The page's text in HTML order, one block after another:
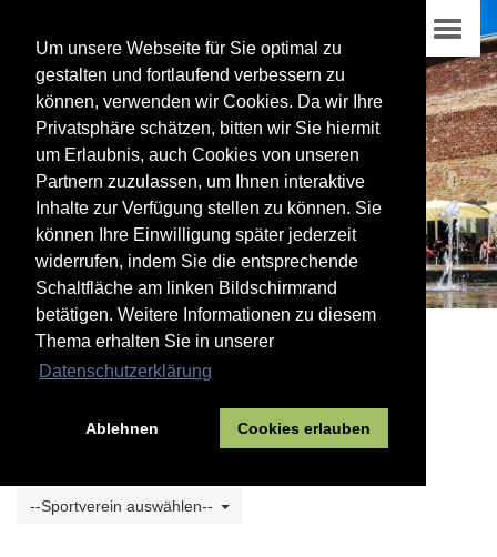
Um unsere Webseite für Sie optimal zu
gestalten und fortlaufend verbessern zu
können, verwenden wir Cookies. Da wir Ihre
Privatsphäre schätzen, bitten wir Sie hiermit
um Erlaubnis, auch Cookies von unseren
Partnern zuzulassen, um Ihnen interaktive
Inhalte zur Verfügung stellen zu können. Sie
können Ihre Einwilligung später jederzeit
widerrufen, indem Sie die entsprechende
Schaltfläche am linken Bildschirmrand
betätigen. Weitere Informationen zu diesem
Thema erhalten Sie in unserer
Datenschutzerklärung
Ablehnen Cookies erlauben
02
Hier zu Hause Freizeit und Sport Sport
--Sportverein auswählen--